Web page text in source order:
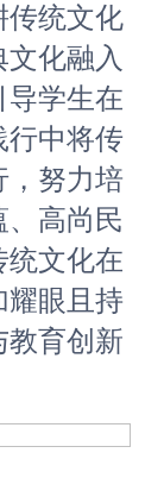
传统文化
化融入
导学生在
行中将传
，努力培
高尚民
统文化在
耀眼且持
教育创新